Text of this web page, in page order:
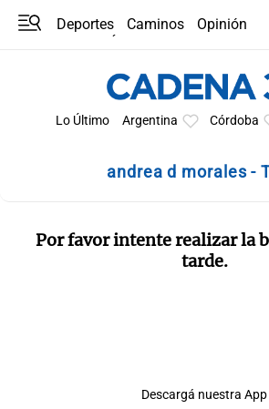
Deportes Caminos
Opinión
Lo Último Argentina Córdoba
andrea d morales -
Por favor intente realizar la
tarde.
Descargá nuestra App